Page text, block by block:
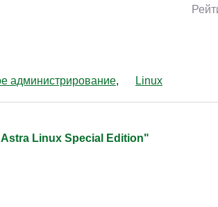
администрирование Linux
Linux Special Edition"